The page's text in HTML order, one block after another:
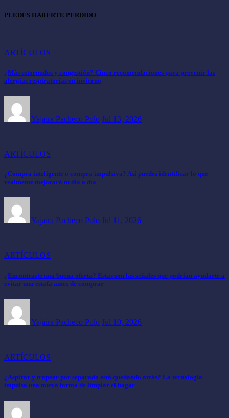
PUEDES HABERTE PERDIDO
ARTÍCULOS
¿Más estornudos y congestión? Cinco recomendaciones para prevenir las
alergias respiratorias en invierno
Yajaira Pacheco Polo Jul 13, 2026
ARTÍCULOS
¿Compra inteligente o compra impulsiva? Así puedes identificar lo que
realmente mejorará tu día a día
Yajaira Pacheco Polo Jul 11, 2026
ARTÍCULOS
¿Encontraste una buena oferta? Estas son las señales que podrían ayudarte a
evitar una estafa antes de comprar
Yajaira Pacheco Polo Jul 10, 2026
ARTÍCULOS
¿Aspirar y trapear por separado está quedando atrás? La tecnología
impulsa una nueva forma de limpiar el hogar